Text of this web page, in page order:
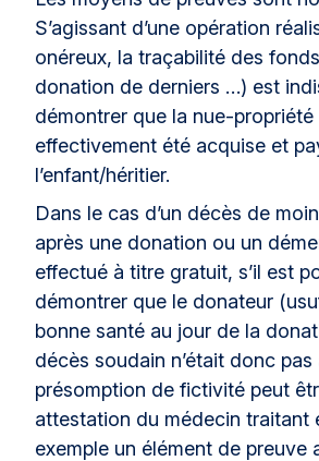
S’agissant d’une opération
onéreux, la traçabilité des
donation de derniers …) est
démontrer que la nue-propriété
effectivement été acquise et
l’enfant/héritier.
Dans le cas d’un décès de
après une donation ou un
effectué à titre gratuit, s’il est
démontrer que le donateur
bonne santé au jour de la
décès soudain n’était donc pas
présomption de fictivité peut
attestation du médecin traitant
exemple un élément de preuve